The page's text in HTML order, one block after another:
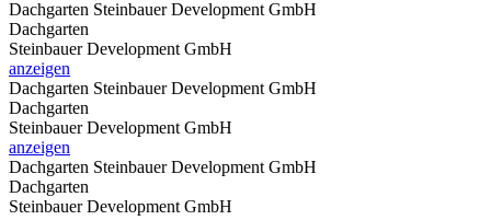
Dachgarten Steinbauer Development GmbH
Dachgarten
Steinbauer Development GmbH
anzeigen
Dachgarten Steinbauer Development GmbH
Dachgarten
Steinbauer Development GmbH
anzeigen
Dachgarten Steinbauer Development GmbH
Dachgarten
Steinbauer Development GmbH